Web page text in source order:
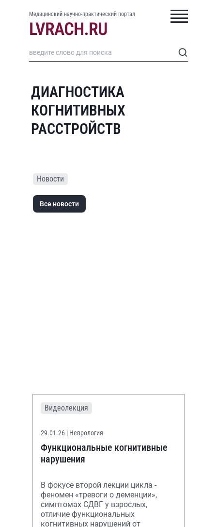
Медицинский научно-практический портал
ДИАГНОСТИКА
КОГНИТИВНЫХ
РАССТРОЙСТВ
Новости
Все новости
Видеолекция
29.01.26 | Неврология
Функциональные когнитивные
нарушения
В фокусе второй лекции цикла -
феномен «тревоги о деменции»,
симптомах СДВГ у взрослых,
отличие функциональных
когнитивных нарушений от